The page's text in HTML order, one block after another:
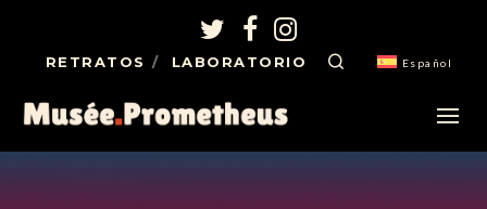
RETRATOS LABORATORIO Español